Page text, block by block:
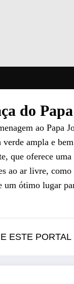
do
ao Papa
ampla e
que oferece
ao ar livre,
ótimo lugar
ESTE PORTAL